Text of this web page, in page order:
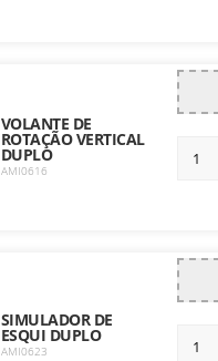
VOLANTE DE
ROTAÇÃO VERTICAL
DUPLO
AMI0616
SIMULADOR DE
ESQUI DUPLO
AMI0623